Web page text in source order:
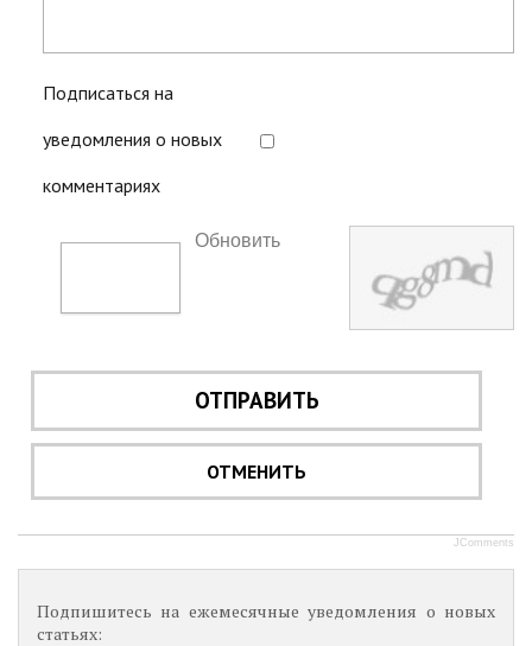
Подписаться на
уведомления о новых
комментариях
Обновить
ОТПРАВИТЬ
ОТМЕНИТЬ
JComments
Подпишитесь на ежемесячные уведомления о новых
статьях: